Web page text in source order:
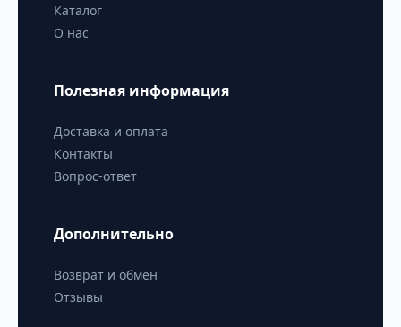
Каталог
О нас
Полезная информация
Доставка и оплата
Контакты
Вопрос-ответ
Дополнительно
Возврат и обмен
Отзывы